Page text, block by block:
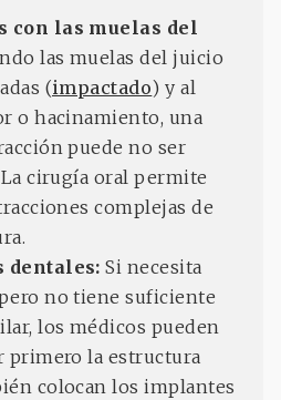
con las muelas del
las muelas del juicio
(impactado) y al
o hacinamiento, una
puede no ser
cirugía oral permite
complejas de
dentales: Si necesita
no tiene suficiente
los médicos pueden
primero la estructura
colocan los implantes